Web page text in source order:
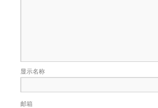
显示名称
邮箱